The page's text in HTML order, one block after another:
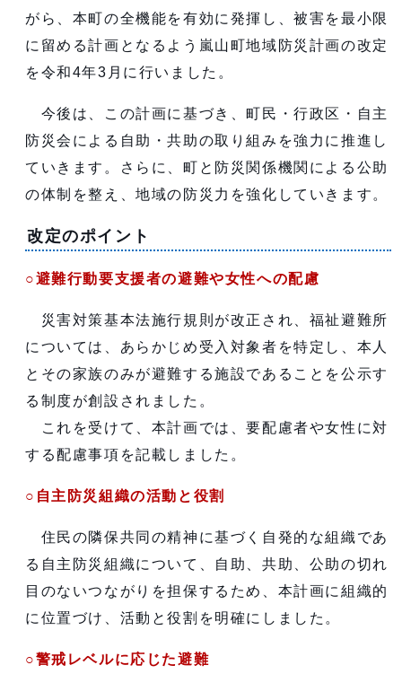
がら、本町の全機能を有効に発揮し、被害を最小限
に留める計画となるよう嵐山町地域防災計画の改定
を令和4年3月に行いました。
今後は、この計画に基づき、町民・行政区・自主
防災会による自助・共助の取り組みを強力に推進し
ていきます。さらに、町と防災関係機関による公助
の体制を整え、地域の防災力を強化していきます。
改定のポイント
○避難行動要支援者の避難や女性への配慮
災害対策基本法施行規則が改正され、福祉避難所
については、あらかじめ受入対象者を特定し、本人
とその家族のみが避難する施設であることを公示す
る制度が創設されました。
これを受けて、本計画では、要配慮者や女性に対
する配慮事項を記載しました。
○自主防災組織の活動と役割
住民の隣保共同の精神に基づく自発的な組織であ
る自主防災組織について、自助、共助、公助の切れ
目のないつながりを担保するため、本計画に組織的
に位置づけ、活動と役割を明確にしました。
○警戒レベルに応じた避難